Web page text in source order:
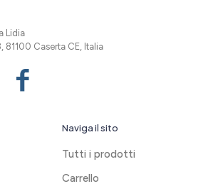
Lidia
81100 Caserta CE, Italia
Naviga il sito
Tutti i prodotti
Carrello